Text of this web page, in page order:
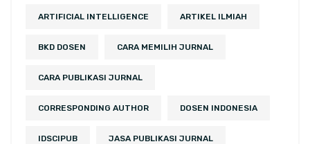
ARTIFICIAL INTELLIGENCE ARTIKEL ILMIAH
BKD DOSEN CARA MEMILIH JURNAL
CARA PUBLIKASI JURNAL
CORRESPONDING AUTHOR DOSEN INDONESIA
IDSCIPUB JASA PUBLIKASI JURNAL